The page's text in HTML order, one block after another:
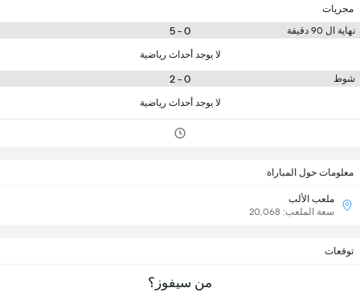
مجريات
نهاية ال 90 دقيقة
0 - 5
لا يوجد أحداث رياضية
شوط 0 - 2
لا يوجد أحداث رياضية
معلومات حول المباراة
ملعب الألب
سعة الملعب: 20,068
توقعات
من سيفوز؟